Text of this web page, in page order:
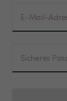
E-Mail-
Sicheres